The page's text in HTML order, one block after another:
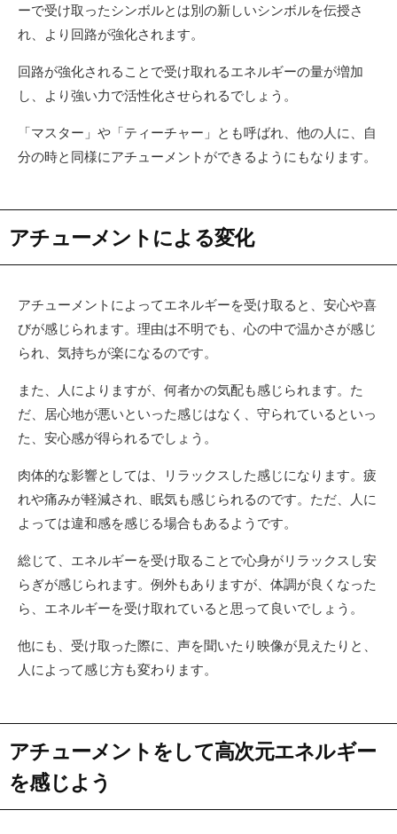
ーで受け取ったシンボルとは別の新しいシンボルを伝授さ
れ、より回路が強化されます。
回路が強化されることで受け取れるエネルギーの量が増加
し、より強い力で活性化させられるでしょう。
「マスター」や「ティーチャー」とも呼ばれ、他の人に、自
分の時と同様にアチューメントができるようにもなります。
アチューメントによる変化
アチューメントによってエネルギーを受け取ると、安心や喜
びが感じられます。理由は不明でも、心の中で温かさが感じ
られ、気持ちが楽になるのです。
また、人によりますが、何者かの気配も感じられます。た
だ、居心地が悪いといった感じはなく、守られているといっ
た、安心感が得られるでしょう。
肉体的な影響としては、リラックスした感じになります。疲
れや痛みが軽減され、眠気も感じられるのです。ただ、人に
よっては違和感を感じる場合もあるようです。
総じて、エネルギーを受け取ることで心身がリラックスし安
らぎが感じられます。例外もありますが、体調が良くなった
ら、エネルギーを受け取れていると思って良いでしょう。
他にも、受け取った際に、声を聞いたり映像が見えたりと、
人によって感じ方も変わります。
アチューメントをして高次元エネルギー
を感じよう